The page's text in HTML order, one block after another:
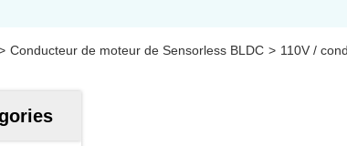
Conducteur de moteur de Sensorless BLDC > 110V /